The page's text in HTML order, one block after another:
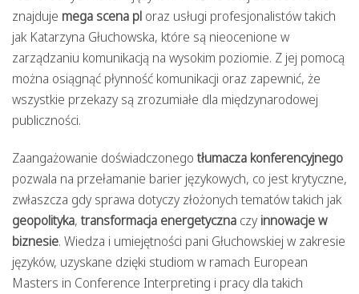
znajduje mega scena pl oraz usługi profesjonalistów takich
jak Katarzyna Głuchowska, które są nieocenione w
zarządzaniu komunikacją na wysokim poziomie. Z jej pomocą
można osiągnąć płynność komunikacji oraz zapewnić, że
wszystkie przekazy są zrozumiałe dla międzynarodowej
publiczności.
Zaangażowanie doświadczonegotłumacza konferencyjnego
pozwala na przełamanie barier językowych, co jest krytyczne,
zwłaszcza gdy sprawa dotyczy złożonych tematów takich jak
geopolityka,transformacja energetyczna czy innowacje w
biznesie. Wiedza i umiejętności pani Głuchowskiej w zakresie
języków, uzyskane dzięki studiom w ramach European
Masters in Conference Interpreting i pracy dla takich